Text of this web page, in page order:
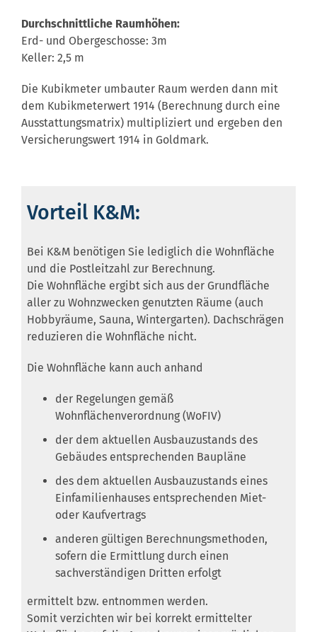
Durchschnittliche Raumhöhen:
Erd- und Obergeschosse: 3m
Keller: 2,5 m
Die Kubikmeter umbauter Raum werden dann mit
dem Kubikmeterwert 1914 (Berechnung durch eine
Ausstattungsmatrix) multipliziert und ergeben den
Versicherungswert 1914 in Goldmark.
Vorteil K&M:
Bei K&M benötigen Sie lediglich die Wohnfläche
und die Postleitzahl zur Berechnung.
Die Wohnfläche ergibt sich aus der Grundfläche
aller zu Wohnzwecken genutzten Räume (auch
Hobbyräume, Sauna, Wintergarten). Dachschrägen
reduzieren die Wohnfläche nicht.
Die Wohnfläche kann auch anhand
der Regelungen gemäß
Wohnflächenverordnung (WoFIV)
der dem aktuellen Ausbauzustands des
Gebäudes entsprechenden Baupläne
des dem aktuellen Ausbauzustands eines
Einfamilienhauses entsprechenden Miet-
oder Kaufvertrags
anderen gültigen Berechnungsmethoden,
sofern die Ermittlung durch einen
sachverständigen Dritten erfolgt
ermittelt bzw. entnommen werden.
Somit verzichten wir bei korrekt ermittelter